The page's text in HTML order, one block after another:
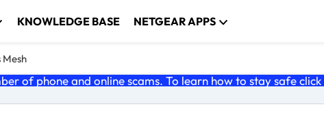
KNOWLEDGE BASE NETGEAR APPS
Mesh
of phone and online scams. To learn how to stay safe click